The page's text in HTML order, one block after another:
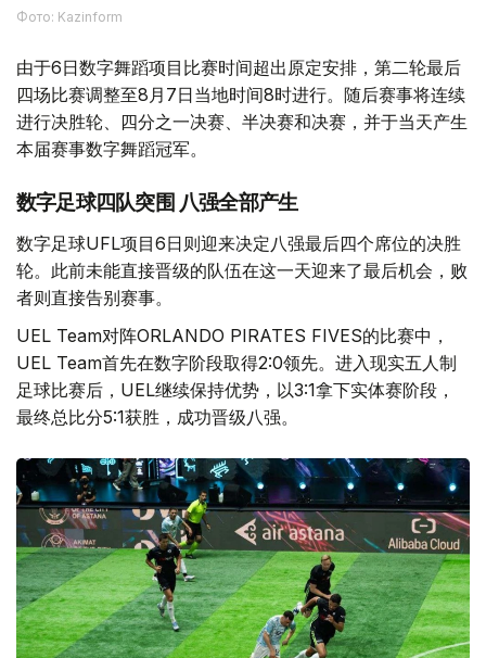
Фото: Kazinform
由于6日数字舞蹈项目比赛时间超出原定安排，第二轮最后
四场比赛调整至8月7日当地时间8时进行。随后赛事将连续
进行决胜轮、四分之一决赛、半决赛和决赛，并于当天产生
本届赛事数字舞蹈冠军。
数字足球四队突围 八强全部产生
数字足球UFL项目6日则迎来决定八强最后四个席位的决胜
轮。此前未能直接晋级的队伍在这一天迎来了最后机会，败
者则直接告别赛事。
UEL Team对阵ORLANDO PIRATES FIVES的比赛中，
UEL Team首先在数字阶段取得2:0领先。进入现实五人制
足球比赛后，UEL继续保持优势，以3:1拿下实体赛阶段，
最终总比分5:1获胜，成功晋级八强。